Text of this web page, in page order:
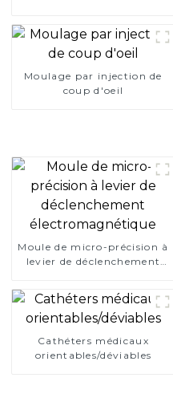
Moulage par injection de
coup d'oeil
Moule de micro-précision à
levier de déclenchement
Cathéters médicaux
orientables/déviables